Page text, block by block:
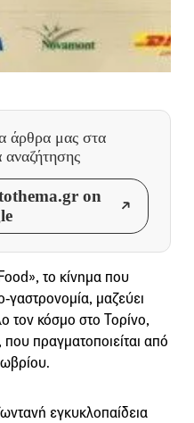
άρθρα μας στα
on
το κίνημα που
γαστρονομία, μαζεύει
τον κόσμο στο Τορίνο,
πραγματοποιείται από
εγκυκλοπαίδεια